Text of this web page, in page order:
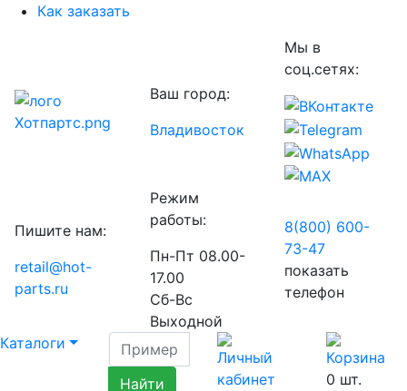
Как заказать
Ваш город:
Владивосток
Мы в
соц.сетях:
Пишите нам:
retail@hot-
parts.ru
Режим
работы:
Пн-Пт 08.00-
17.00
Сб-Вс
Выходной
8(800) 600-
73-47
показать
телефон
Каталоги
0 шт.